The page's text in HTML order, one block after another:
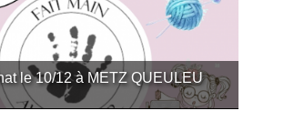
le 10/12 à METZ QUEULEU